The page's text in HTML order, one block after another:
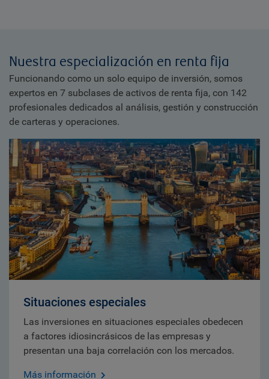
Nuestra especialización en renta fija
Funcionando como un solo equipo de inversión, somos
expertos en 7 subclases de activos de renta fija, con 142
profesionales dedicados al análisis, gestión y construcción
de carteras y operaciones.
Situaciones especiales
Las inversiones en situaciones especiales obedecen
a factores idiosincrásicos de las empresas y
presentan una baja correlación con los mercados.
Más información